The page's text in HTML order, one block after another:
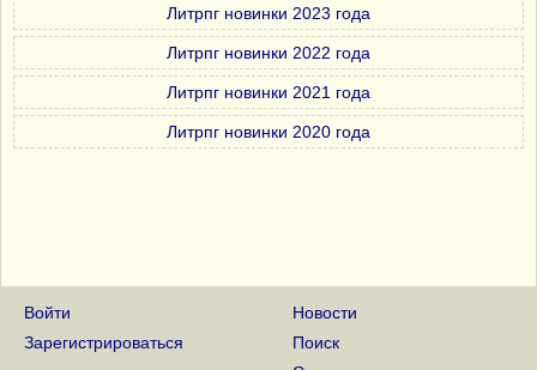
Литрпг новинки 2023 года
Литрпг новинки 2022 года
Литрпг новинки 2021 года
Литрпг новинки 2020 года
Войти
Зарегистрироваться
Новости
Поиск